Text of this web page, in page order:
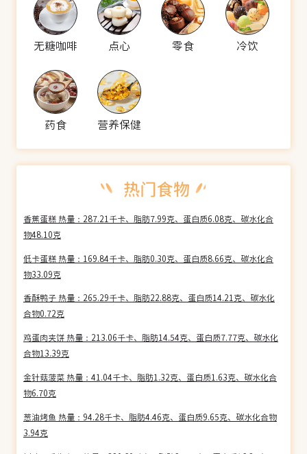
无糖咖啡 点心 零食 冷饮
药食 营养保健
香蕉蛋糕 热量：287.21千卡、脂肪7.99克、蛋白质6.08克、碳水化合
物48.10克
低卡蛋糕 热量：169.84千卡、脂肪0.30克、蛋白质8.66克、碳水化合
物33.09克
香酥鸭子 热量：265.29千卡、脂肪22.88克、蛋白质14.21克、碳水化
合物0.72克
鸡蛋肉夹饼 热量：213.06千卡、脂肪14.54克、蛋白质7.77克、碳水化
合物13.39克
金针菇菠菜 热量：41.04千卡、脂肪1.32克、蛋白质1.63克、碳水化合
物6.70克
葱油烤鱼 热量：94.28千卡、脂肪4.46克、蛋白质9.65克、碳水化合物
3.94克